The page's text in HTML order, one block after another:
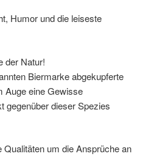
Humor und die leiseste
der Natur!
Biermarke abgekupferte
Auge eine Gewisse
gegenüber dieser Spezies
um die Ansprüche an